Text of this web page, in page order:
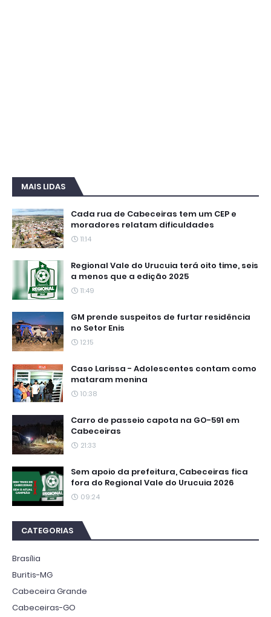
MAIS LIDAS
Cada rua de Cabeceiras tem um CEP e
moradores relatam dificuldades
11:14
Regional Vale do Urucuia terá oito time, seis
a menos que a edição 2025
11:49
GM prende suspeitos de furtar residência
no Setor Enis
12:15
Caso Larissa - Adolescentes contam como
mataram menina
10:38
Carro de passeio capota na GO-591 em
Cabeceiras
21:33
Sem apoio da prefeitura, Cabeceiras fica
fora do Regional Vale do Urucuia 2026
09:24
CATEGORIAS
Brasília
Buritis-MG
Cabeceira Grande
Cabeceiras-GO